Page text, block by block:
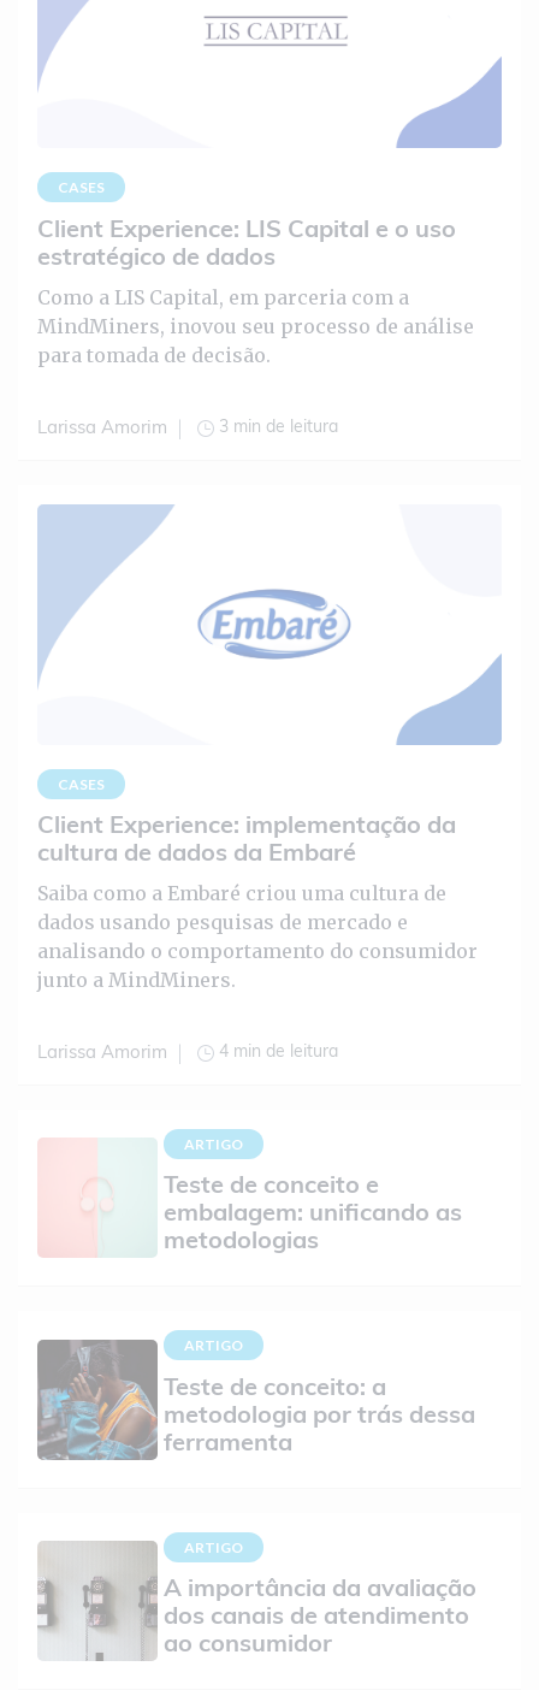
CASES
Client Experience: LIS Capital e o uso
estratégico de dados
Como a LIS Capital, em parceria com a
MindMiners, inovou seu processo de análise
para tomada de decisão.
Larissa Amorim 3 min de leitura
CASES
Client Experience: implementação da
cultura de dados da Embaré
Saiba como a Embaré criou uma cultura de
dados usando pesquisas de mercado e
analisando o comportamento do consumidor
junto a MindMiners.
Larissa Amorim 4 min de leitura
ARTIGO
Teste de conceito e
embalagem: unificando as
metodologias
ARTIGO
Teste de conceito: a
metodologia por trás dessa
ferramenta
ARTIGO
A importância da avaliação
dos canais de atendimento
ao consumidor